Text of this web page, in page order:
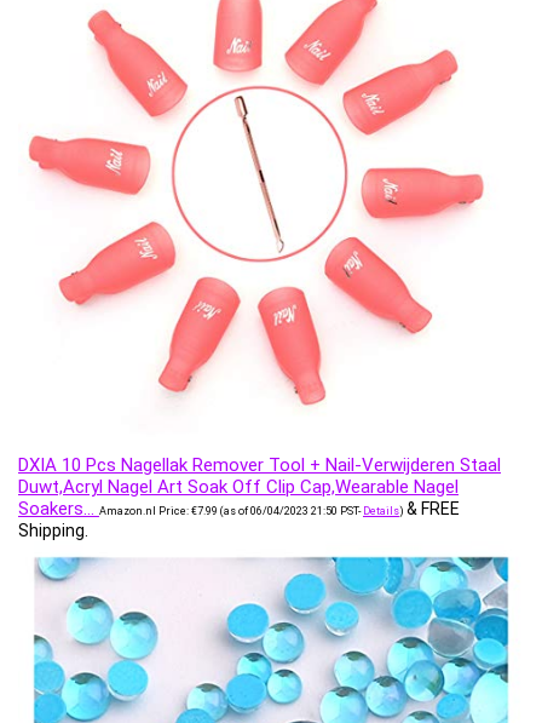
DXIA 10 Pcs Nagellak Remover Tool + Nail-Verwijderen Staal
Duwt,Acryl Nagel Art Soak Off Clip Cap,Wearable Nagel
Soakers… Amazon.nl Price: €7.99 (as of 06/04/2023 21:50 PST- Details) & FREE
Shipping